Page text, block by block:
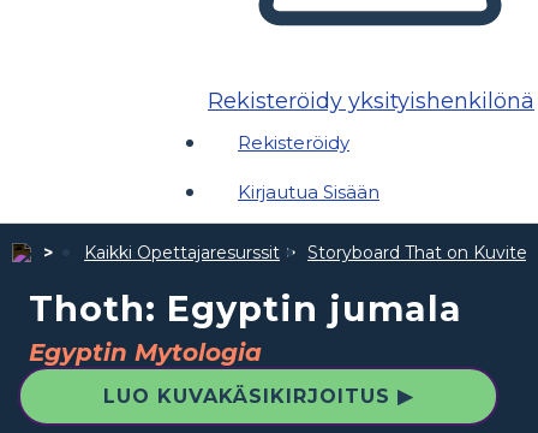
Rekisteröidy yksityishenkilönä
Rekisteröidy
Kirjautua Sisään
Kaikki Opettajaresurssit Storyboard That on
Thoth: Egyptin jumala
Egyptin Mytologia
LUO KUVAKÄSIKIRJOITUS ▶